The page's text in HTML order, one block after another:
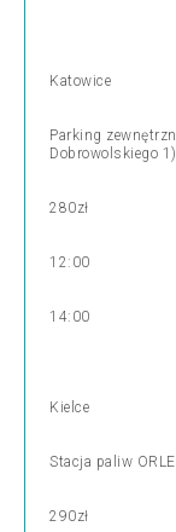
Katowice
Parking
Dobrowolskiego 1)
280zł
12:00
14:00
Kielce
Stacja paliw
290zł